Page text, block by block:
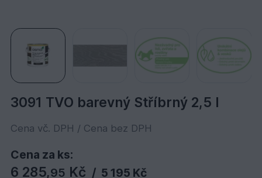
3091 TVO barevný Stříbrný 2,5 l
Cena vč. DPH / Cena bez DPH
Cena za ks:
6 285,95 Kč / 5 195 Kč